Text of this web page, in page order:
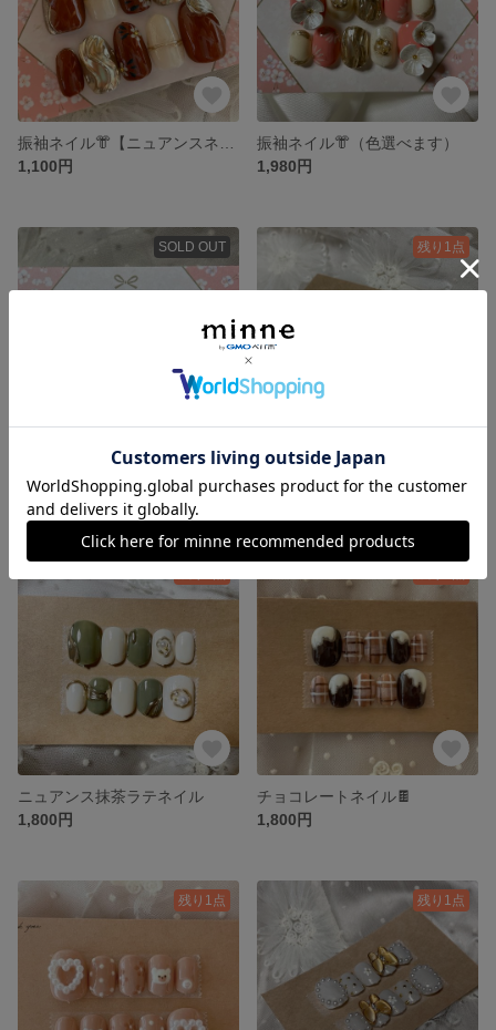
1,100円
振袖ネイル👘（色選べます）
1,980円
SOLD OUT
振袖ネイル👘〜色味変更化〜
1,800円
残り1点
1,800円
ニュアンス抹茶ラテネイル
1,800円
チョコレートネイル🍫
1,800円
残り1点 残り1点